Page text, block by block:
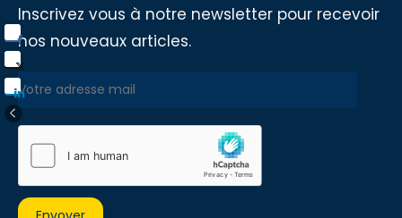
Inscrivez vous à notre newsletter pour recevoir
nos nouveaux articles.